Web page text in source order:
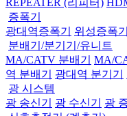
REPEATER (리피터)
증폭기
광대역증폭기
위성증폭기
분배기/분기기/유니트
MA/CATV 분배기
MA/
역 분배기
광대역 분기기
광 시스템
광 송신기
광 수신기 광